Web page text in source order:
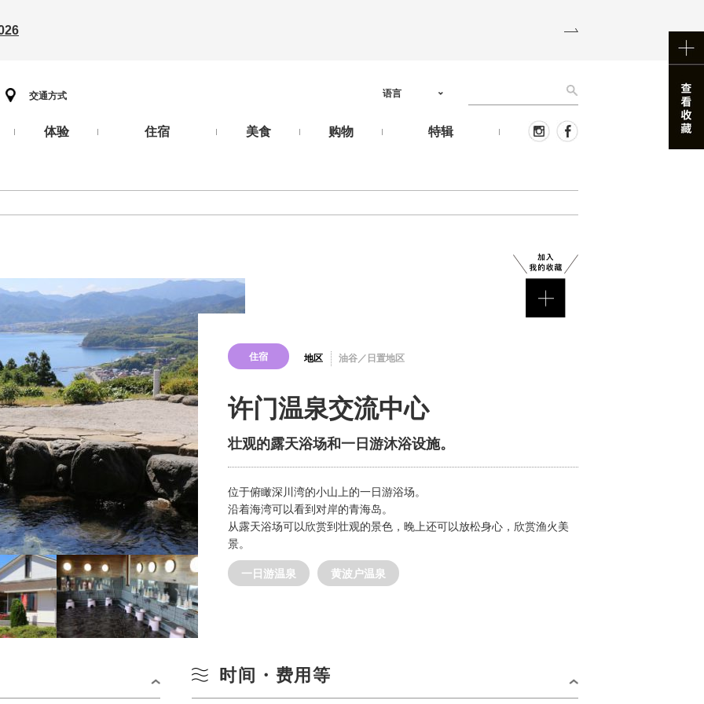
交通方式
体验 住宿 美食 购物 特辑
语言
住宿 地区 油谷／日置地区
许门温泉交流中心
壮观的露天浴场和一日游沐浴设施。
位于俯瞰深川湾的小山上的一日游浴场。
沿着海湾可以看到对岸的青海岛。
从露天浴场可以欣赏到壮观的景色，晚上还可以放松身心，欣赏渔火美
景。
一日游温泉 黄波户温泉
时间・费用等